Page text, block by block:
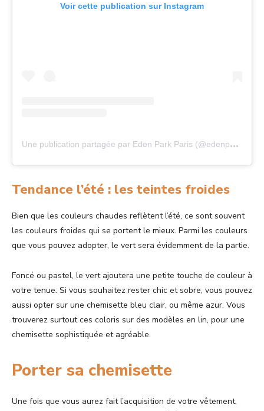
Voir cette publication sur Instagram
U
ne publication partagée par Eden Park Paris (@edenparkparis)
Tendance l’été : les teintes froides
Bien que les couleurs chaudes reflètent l’été, ce sont souvent
les couleurs froides qui se portent le mieux. Parmi les couleurs
que vous pouvez adopter, le vert sera évidemment de la partie.
Foncé ou pastel, le vert ajoutera une petite touche de couleur à
votre tenue. Si vous souhaitez rester chic et sobre, vous pouvez
aussi opter sur une chemisette bleu clair, ou même azur. Vous
trouverez surtout ces coloris sur des modèles en lin, pour une
chemisette sophistiquée et agréable.
Porter sa chemisette
Une fois que vous aurez fait l’acquisition de votre vêtement,